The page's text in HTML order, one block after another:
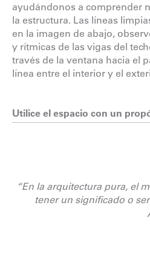
ayudándonos a comprender
la estructura. Las líneas
en la imagen de abajo,
y rítmicas de las vigas del
través de la ventana hacia el
línea entre el interior y el
Utilice el espacio con un
“En la arquitectura pura, el
tener un significado o